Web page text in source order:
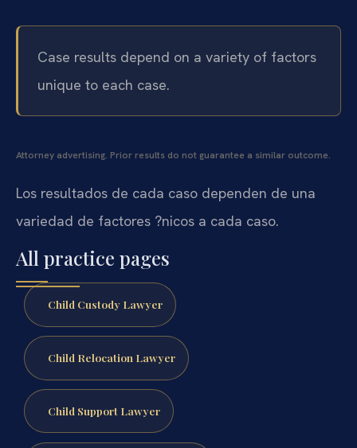
Case results depend on a variety of factors
unique to each case.
Attorney advertising. Prior results do not guarantee a similar outcome.
Los resultados de cada caso dependen de una
variedad de factores ?nicos a cada caso.
All practice pages
Child Custody Lawyer
Child Relocation Lawyer
Child Support Lawyer